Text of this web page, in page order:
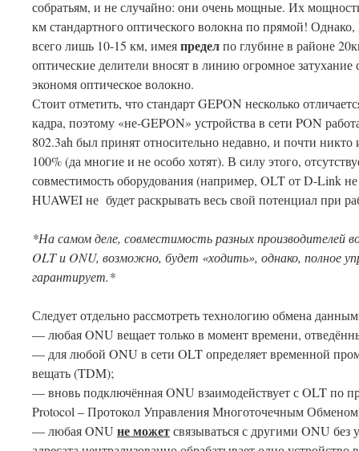
собратьям, и не случайно: они очень мощные. Их
км стандартного оптического волокна по прямой!
всего лишь 10-15 км, имеяпределпо глубине в районе
оптические делители вносят в линию огромное
экономя оптическое волокно.
Стоит отметить, что стандарт GEPON несколько
кадра, поэтому «не-GEPON» устройства в сети PON
802.3ah был принят относительно недавно, и почти никто
100% (да многие и не особо хотят). В силу этого,
совместимость оборудования (например, OLT от D-Link
HUAWEI не будет раскрывать весь свой потенциал при
*На самом деле, совместимость разных
OLTи ONU, возможно, будет «ходить», однако, полное
гарантирует.*
Следует отдельно рассмотреть технологию обмена
— любая ONU вещает только в момент времени,
— для любой ONU в сети OLT определяет временной
вещать (TDM);
— вновь подключённая ONU взаимодействует с OLT по
Protocol – Протокол Управления Многоточечным
— любая ONU не можетсвязываться с другими ONU без